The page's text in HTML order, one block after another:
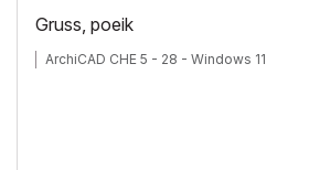
Gruss, poeik
ArchiCAD CHE 5 - 28 - Windows 11